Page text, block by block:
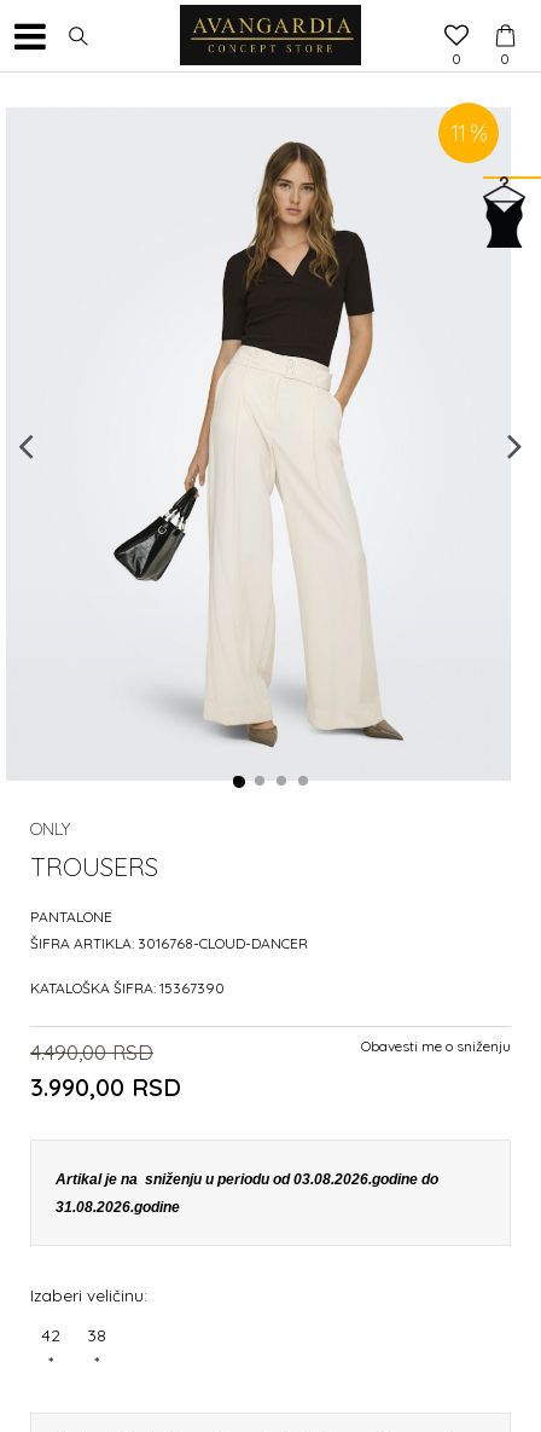
0
0
11 %
ONLY
TROUSERS
PANTALONE
ŠIFRA ARTIKLA: 3016768-CLOUD-DANCER
KATALOŠKA ŠIFRA: 15367390
4.490,00 RSD
3.990,00 RSD
Obavesti me o sniženju
Artikal je na sniženju u periodu od 03.08.2026.godine do
31.08.2026.godine
Izaberi veličinu:
42
*
38
*